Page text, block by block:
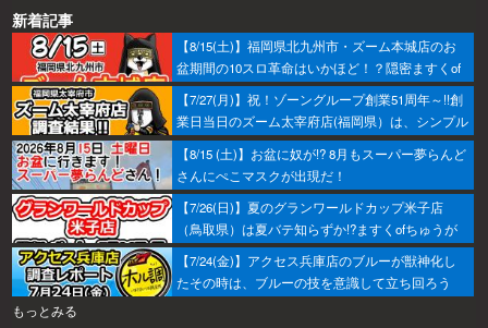
新着記事
【8/15(土)】福岡県北九州市・ズーム本城店のお
盆期間の10スロ革命はいかほど！？隠密ますくof
ちゅうが潜入調査へ！
【7/27(月)】祝！ゾーングループ創業51周年～!!創
業日当日のズーム太宰府店(福岡県）は、シンプル
におすすめから攻めるのがベター！あとはヒキ！
【8/15 (土)】お盆に奴が!? 8月もスーパー夢らんど
さんにぺこマスクが出現だ！
【7/26(日)】夏のグランワールドカップ米子店
（鳥取県）は夏バテ知らずか!?ますくofちゅうが
調査してきたで～！
【7/24(金)】アクセス兵庫店のブルーが獣神化し
たその時は、ブルーの技を意識して立ち回ろう
もっとみる